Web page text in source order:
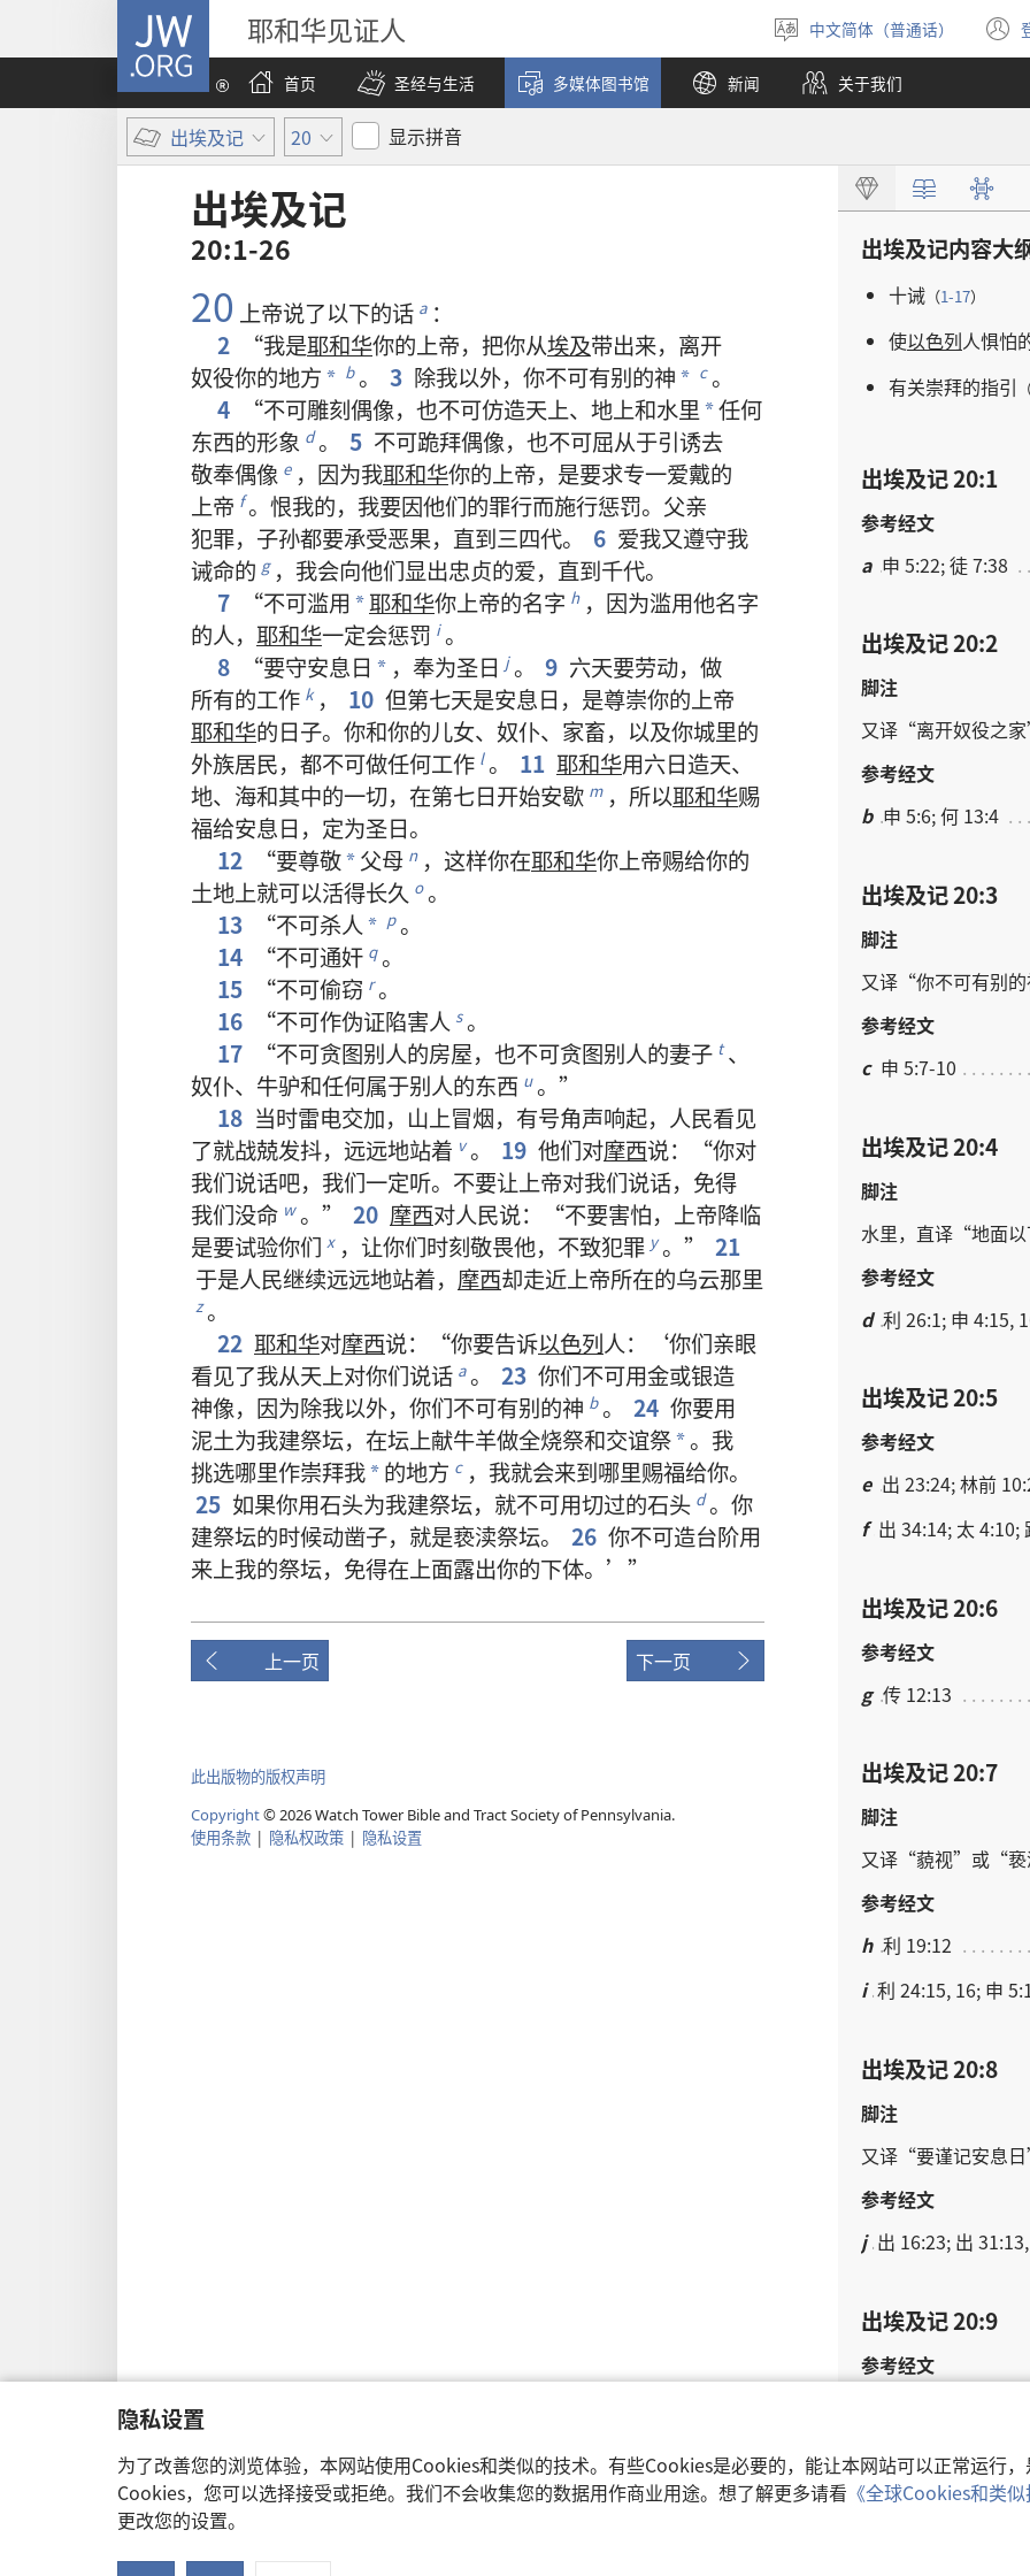
隐私设置
为了改善您的浏览体验，本网站使用Cookies和类似的技术。有些Cookies是必要的，能让本网站可以正常运行
Cookies，您可以选择接受或拒绝。我们不会收集您的数据用作商业用途。想了解更多请看 《全球Cookies和类
更改您的设置。
JW.ORG 耶和华见证人
选
择
语
言
中文简体（普通话）
首页
圣经与生活 多媒体图书馆 新闻 关于我们
出埃及记 20 显示拼音
出埃及记
20:1-26
20 上帝说了以下的话 a ：
2
“我是耶和华你的上帝， 把你从埃及带出来， 离开
奴役你的地方 * b 。 3 除我以外， 你不可有别的神 * c 。
4
“不可雕刻偶像， 也不可仿造天上、 地上和水里 *任何
东西的形象 d 。 5 不可跪拜偶像， 也不可屈从于引诱去
敬奉偶像 e ， 因为我耶和华你的上帝， 是要求专一爱戴的
上帝 f 。 恨我的， 我要因他们的罪行而施行惩罚。 父亲
犯罪， 子孙都要承受恶果， 直到三四代。 6 爱我又遵守我
诫命的 g ， 我会向他们显出忠贞的爱， 直到千代。
7
“不可滥用 *耶和华你上帝的名字 h ， 因为滥用他名字
的人， 耶和华一定会惩罚 i 。
8
“要守安息日 * ， 奉为圣日 j 。 9 六天要劳动， 做
所有的工作 k ， 10 但第七天是安息日 ， 是尊崇你的上帝
耶和华的日子。 你和你的儿女、 奴仆、 家畜， 以及你城里的
外族居民， 都不可做任何工作 l 。 11 耶和华用六日造天、
地、 海和其中的一切， 在第七日开始安歇 m ， 所以耶和华赐
福给安息日 ， 定为圣日。
12
“要尊敬* 父母 n ， 这样你在耶和华你上帝赐给你的
土地上就可以活得长久 o 。
13
“不可杀人* p 。
14
“不可通奸 q 。
15
“不可偷窃 r 。
16
“不可作伪证陷害人 s 。
17
“不可贪图别人的房屋， 也不可贪图别人的妻子 t 、
奴仆、 牛驴和任何属于别人的东西 u 。”
18 当时雷电交加， 山上冒烟， 有号角声响起， 人民看见
了就战兢发抖， 远远地站着 v 。 19 他们对摩西说：“你对
我们说话吧， 我们一定听。 不要让上帝对我们说话， 免得
我们没命 w 。” 20 摩西对人民说：“不要害怕， 上帝降临
是要试验你们 x ， 让你们时刻敬畏他， 不致犯罪 y 。”
21
于是人民继续远远地站着， 摩西却走近上帝所在的乌云那里
z 。
22 耶和华对摩西说：“你要告诉以色列人：‘你们亲眼
看见了我从天上对你们说话 a 。 23 你们不可用金或银造
神像， 因为除我以外， 你们不可有别的神 b 。 24 你要用
泥土为我建祭坛， 在坛上献牛羊做全烧祭和交谊祭* 。 我
挑选哪里作崇拜我* 的地方 c ， 我就会来到哪里赐福给你。
25 如果你用石头为我建祭坛， 就不可用切过的石头 d 。 你
建祭坛的时候动凿子， 就是亵渎祭坛。 26 你不可造台阶用
来上我的祭坛， 免得在上面露出你的下体。’”
上一页 下一页
此出版物的版权声明
Copyright© 2026Watch Tower Bible and Tract Society of Pennsylvania.
使用条款 | 隐私权政策 | 隐私设置
出埃及记内容大
十诫 （1-17）
使以色列人惧怕
有关崇拜的指引
出埃及记 20:1
参考经文
a 申 5:22; 徒 7:38
出埃及记 20:2
脚注
又译 “离开奴役之家
参考经文
b 申 5:6; 何 13:4
出埃及记 20:3
脚注
又译 “你不可有别的
参考经文
c 申 5:7-10
出埃及记 20:4
脚注
水里， 直译 “地面
参考经文
d 利 26:1; 申 4:15,
出埃及记 20:5
参考经文
e 出 23:24; 林前
f 出 34:14; 太 4:10;
出埃及记 20:6
参考经文
g 传 12:13
出埃及记 20:7
脚注
又译 “藐视” 或 “
参考经文
h 利 19:12
i 利 24:15, 16; 申
出埃及记 20:8
脚注
又译 “要谨记安息日
参考经文
j 出 16:23; 出
出埃及记 20:9
参考经文
出埃及记 20:10